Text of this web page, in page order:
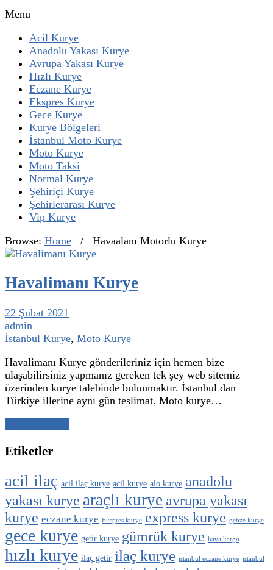
Menu
Acil Kurye
Anadolu Yakası Kurye
Avrupa Yakası Kurye
Hızlı Kurye
Eczane Kurye
Ekspres Kurye
Gece Kurye
Kurye Bölgeleri
İstanbul Moto Kurye
Moto Kurye
Moto Taksi
Normal Kurye
Şehiriçi Kurye
Şehirlerarası Kurye
Vip Kurye
Browse: Home / Havaalanı Motorlu Kurye
Havalimanı Kurye
22 Şubat 2021
admin
İstanbul Kurye, Moto Kurye
Havalimanı Kurye gönderileriniz için hemen bize
ulaşabilirsiniz yapmanız gereken tek şey web sitemiz
üzerinden kurye talebinde bulunmaktır. İstanbul dan
Türkiye illerine aynı gün teslimat. Moto kurye…
Etiketler
acil ilaç acil ilaç kurye acil kurye alo kurye anadolu
yakası kurye araçlı kurye avrupa yakası
kurye eczane kurye Ekspres kurye express kurye gebze kurye
gece kurye getir kurye gümrük kurye hava kargo
hızlı kurye ilaç getir ilaç kurye istanbul eczane kurye istanbul